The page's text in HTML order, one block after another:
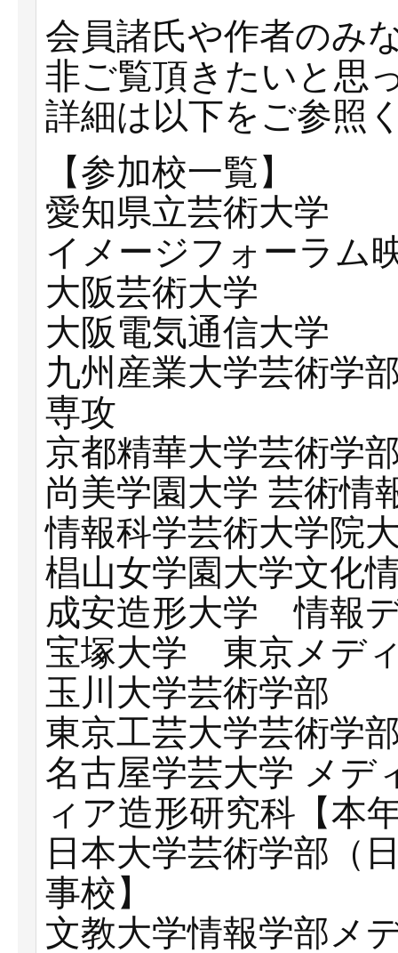
会員諸氏や作者のみ
非ご覧頂きたいと思
詳細は以下をご参照
【参加校一覧】
愛知県立芸術大学
イメージフォーラム
大阪芸術大学
大阪電気通信大学
九州産業大学芸術学
専攻
京都精華大学芸術学
尚美学園大学 芸術情
情報科学芸術大学院
椙山女学園大学文化
成安造形大学 情報
宝塚大学 東京メデ
玉川大学芸術学部
東京工芸大学芸術学
名古屋学芸大学 メデ
ィア造形研究科【本
日本大学芸術学部（
事校】
文教大学情報学部メ